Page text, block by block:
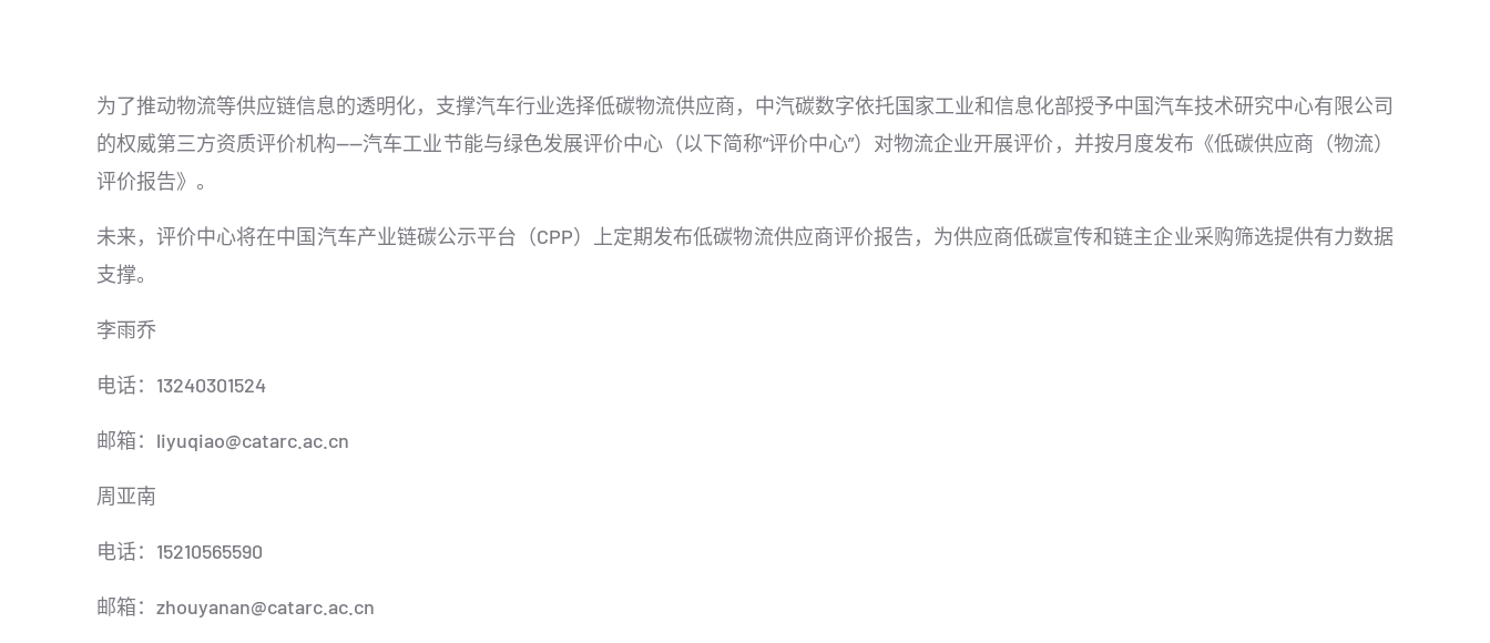
为了推动物流等供应链信息的透明化，支撑汽车行业选择低碳物流供应商，中汽碳数字依托国家工业和信息化部授予中国汽车技术研究中心有限公司
的权威第三方资质评价机构——汽车工业节能与绿色发展评价中心（以下简称“评价中心”）对物流企业开展评价，并按月度发布《低碳供应商（物流）
评价报告》。
未来，评价中心将在中国汽车产业链碳公示平台（CPP）上定期发布低碳物流供应商评价报告，为供应商低碳宣传和链主企业采购筛选提供有力数据
支撑。
李雨乔
电话：13240301524
邮箱：liyuqiao@catarc.ac.cn
周亚南
电话：15210565590
邮箱：zhouyanan@catarc.ac.cn